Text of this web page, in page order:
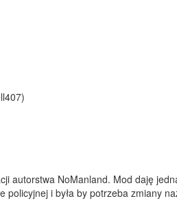
autorstwa NoManland. Mod daję
policyjnej i była by potrzeba zmiany